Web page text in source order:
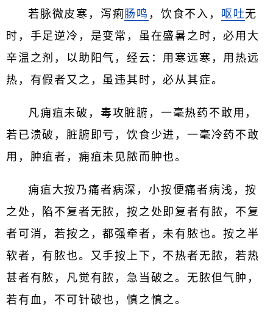
若脉微皮寒，泻痢肠鸣 ，饮食不入， 呕吐无
时，手足逆冷，是变常，虽在盛暑之时，必用大
辛温之剂，以助阳气，经云：用寒远寒，用热远
热，有假者又之，虽违其时，必从其症。
凡痈疽未破，毒攻脏腑，一毫热药不敢用，
若已溃破，脏腑即亏，饮食少进，一毫冷药不敢
用，肿疽者，痈疽未见脓而肿也。
痈疽大按乃痛者病深，小按便痛者病浅，按
之处，陷不复者无脓，按之处即复者有脓，不复
者可消，若按之，都强牵者，未有脓也。按之半
软者，有脓也。又手按上下，不热者无脓，若热
甚者有脓，凡觉有脓，急当破之。无脓但气肿，
若有血，不可针破也，慎之慎之。